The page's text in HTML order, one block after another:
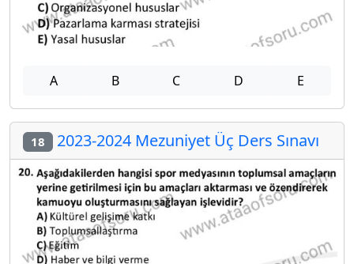
A B C D E
18 2023-2024 Mezuniyet Üç Ders Sınavı